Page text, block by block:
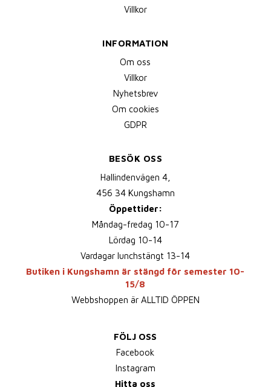
Villkor
INFORMATION
Om oss
Villkor
Nyhetsbrev
Om cookies
GDPR
BESÖK OSS
Hallindenvägen 4,
456 34 Kungshamn
Öppettider:
Måndag-fredag 10-17
Lördag 10-14
Vardagar lunchstängt 13-14
Butiken i Kungshamn är stängd för semester 10-
15/8
Webbshoppen är ALLTID ÖPPEN
FÖLJ OSS
Facebook
Instagram
Hitta oss